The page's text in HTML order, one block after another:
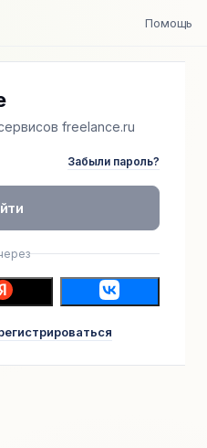
Помощь
freelance.ru
Забыли пароль?